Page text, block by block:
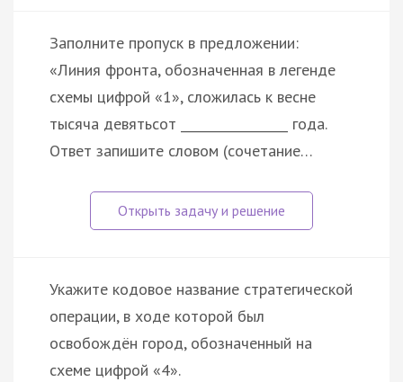
Заполните пропуск в предложении:
«Линия фронта, обозначенная в легенде
схемы цифрой «1», сложилась к весне
тысяча девятьсот _________________ года.
Ответ запишите словом (сочетание…
Укажите кодовое название стратегической
операции, в ходе которой был
освобождён город, обозначенный на
схеме цифрой «4».